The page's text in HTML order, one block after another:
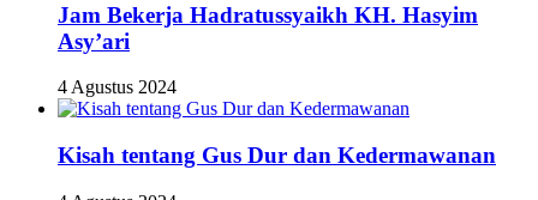
Jam Bekerja Hadratussyaikh KH. Hasyim
Asy’ari
4 Agustus 2024
Kisah tentang Gus Dur dan Kedermawanan